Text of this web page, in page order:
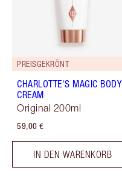
PREISGEKRÖNT
CHARLOTTE'S MAGIC BODY
CREAM
Original 200ml
59,00 €
IN DEN WARENKORB